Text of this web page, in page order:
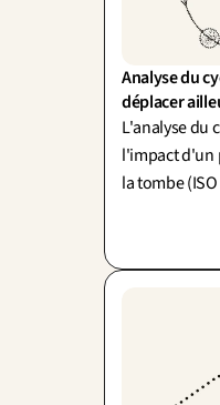
Analyse du
déplacer
L'analyse du
l'impact d'un
la tombe
(burden